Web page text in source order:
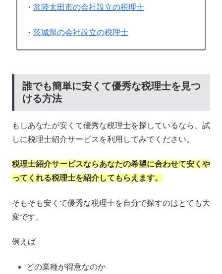
・ 常陸太田市の会社設立の税理士
・ 茨城県の会社設立の税理士
誰でも簡単に安くて優秀な税理士を見つ
ける方法
もしあなたが安くて優秀な税理士を探しているなら、試
しに税理士紹介サービスを利用してみてください。
税理士紹介サービスならあなたの希望に合わせて安くや
ってくれる税理士を紹介してもらえます。
そもそも安くて優秀な税理士を自分で探すのはとても大
変です。
例えば
どの業種が得意なのか